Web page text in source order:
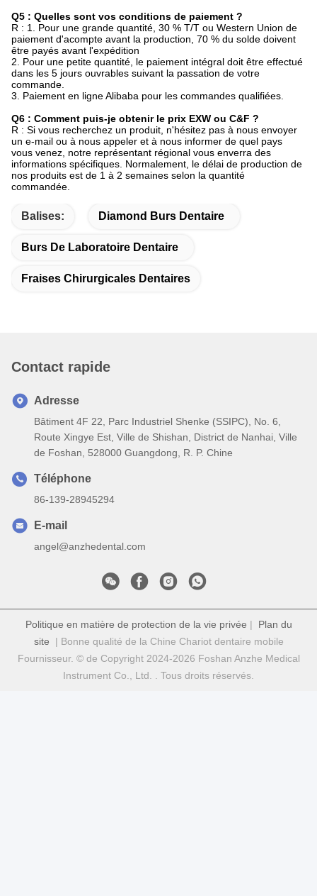
Q5 : Quelles sont vos conditions de paiement ?
R : 1. Pour une grande quantité, 30 % T/T ou Western Union de
paiement d'acompte avant la production, 70 % du solde doivent
être payés avant l'expédition
2. Pour une petite quantité, le paiement intégral doit être effectué
dans les 5 jours ouvrables suivant la passation de votre
commande.
3. Paiement en ligne Alibaba pour les commandes qualifiées.
Q6 : Comment puis-je obtenir le prix EXW ou C&F ?
R : Si vous recherchez un produit, n'hésitez pas à nous envoyer
un e-mail ou à nous appeler et à nous informer de quel pays
vous venez, notre représentant régional vous enverra des
informations spécifiques. Normalement, le délai de production de
nos produits est de 1 à 2 semaines selon la quantité
commandée.
Balises: Diamond Burs Dentaire
Burs De Laboratoire Dentaire
Fraises Chirurgicales Dentaires
Contact rapide
Adresse
Bâtiment 4F 22, Parc Industriel Shenke (SSIPC), No. 6,
Route Xingye Est, Ville de Shishan, District de Nanhai, Ville
de Foshan, 528000 Guangdong, R. P. Chine
Téléphone
86-139-28945294
E-mail
angel@anzhedental.com
Politique en matière de protection de la vie privée | Plan du
site | Bonne qualité de la Chine Chariot dentaire mobile
Fournisseur. © de Copyright 2024-2026 Foshan Anzhe Medical
Instrument Co., Ltd. . Tous droits réservés.